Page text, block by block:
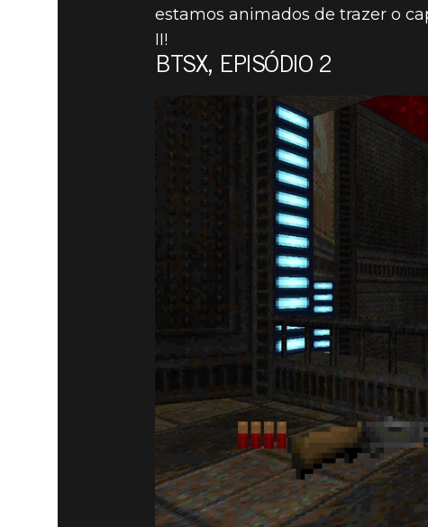
13 de agosto de 2020
NOVO
estamos animados de trazer o
II!
BTSX, EPISÓDIO 2